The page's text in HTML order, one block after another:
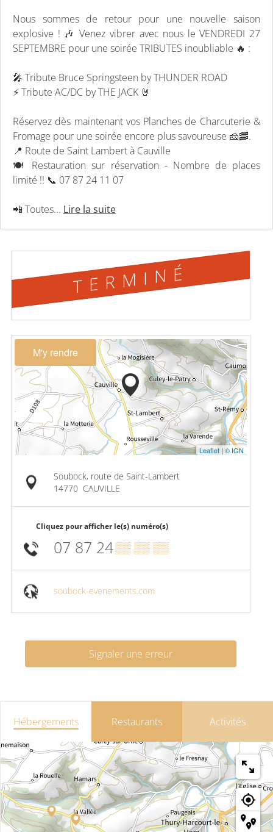
Nous sommes de retour pour une nouvelle saison
explosive ! 🎶 Venez vibrer avec nous le VENDREDI 27
SEPTEMBRE pour une soirée TRIBUTES inoubliable 🔥 :
🎤 Tribute Bruce Springsteen by THUNDER ROAD
⚡ Tribute AC/DC by THE JACK 🤘
Réservez dès maintenant vos Planches de Charcuterie &
Fromage pour une soirée encore plus savoureuse 🧀🥓.
📍 Route de Saint Lambert à Cauville
🍽️ Restauration sur réservation - Nombre de places
limité !! 📞 07 87 24 11 07
📲 Toutes... Lire la suite
TERMINÉ
M'y rendre
Leaflet | © IGN
Soubock, route de Saint-Lambert
14770 CAUVILLE
Cliquez pour afficher le(s) numéro(s)
07 87 24▒▒ ▒▒ ▒▒
soubock-evenements.com
Signaler une erreur
Hébergements Restaurants Activités